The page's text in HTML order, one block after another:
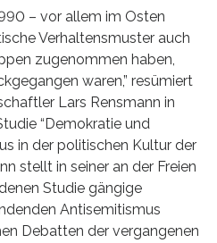
– vor allem im Osten
Verhaltensmuster auch
zugenommen haben,
waren,” resümiert
Lars Rensmann in
“Demokratie und
in der politischen Kultur der
stellt in seiner an der Freien
Studie gängige
Antisemitismus
Debatten der vergangenen